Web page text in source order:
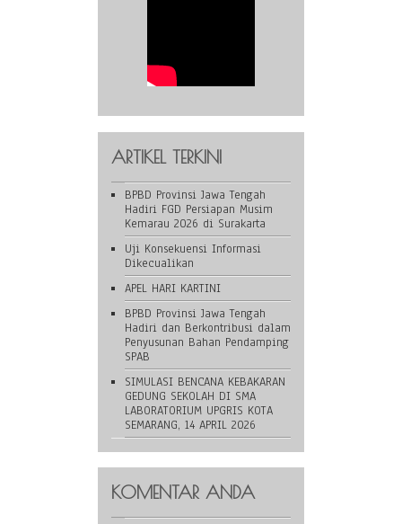
ARTIKEL TERKINI
BPBD Provinsi Jawa Tengah
Hadiri FGD Persiapan Musim
Kemarau 2026 di Surakarta
Uji Konsekuensi Informasi
Dikecualikan
APEL HARI KARTINI
BPBD Provinsi Jawa Tengah
Hadiri dan Berkontribusi dalam
Penyusunan Bahan Pendamping
SPAB
SIMULASI BENCANA KEBAKARAN
GEDUNG SEKOLAH DI SMA
LABORATORIUM UPGRIS KOTA
SEMARANG, 14 APRIL 2026
KOMENTAR ANDA